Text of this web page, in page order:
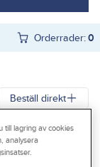
Orderrader:0
Beställ direkt
till lagring av cookies
analysera